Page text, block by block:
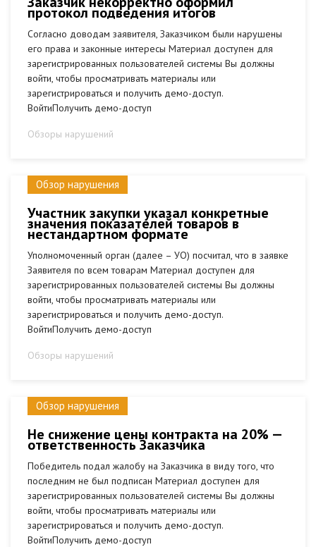
протокол подведения итогов
Согласно доводам заявителя, Заказчиком были нарушены
его права и законные интересы Материал доступен для
зарегистрированных пользователей системы Вы должны
войти, чтобы просматривать материалы или
зарегистрироваться и получить демо-доступ.
ВойтиПолучить демо-доступ
Обзоры нарушений
Обзор нарушения
Участник закупки указал конкретные
значения показателей товаров в
нестандартном формате
Уполномоченный орган (далее – УО) посчитал, что в заявке
Заявителя по всем товарам Материал доступен для
зарегистрированных пользователей системы Вы должны
войти, чтобы просматривать материалы или
зарегистрироваться и получить демо-доступ.
ВойтиПолучить демо-доступ
Обзоры нарушений
Обзор нарушения
Не снижение цены контракта на 20% —
ответственность Заказчика
Победитель подал жалобу на Заказчика в виду того, что
последним не был подписан Материал доступен для
зарегистрированных пользователей системы Вы должны
войти, чтобы просматривать материалы или
зарегистрироваться и получить демо-доступ.
ВойтиПолучить демо-доступ